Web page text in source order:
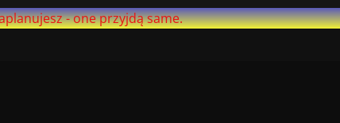
- one przyjdą same.